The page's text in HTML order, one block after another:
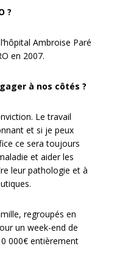
?
Ambroise Paré
en 2007.
à nos côtés ?
Le travail
et si je peux
ce sera toujours
et aider les
leur pathologie et à
regroupés en
un week-end de
000€ entièrement